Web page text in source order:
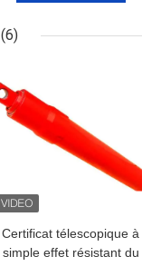
(6)
Certificat télescopique à
simple effet résistant du